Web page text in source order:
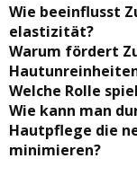
Wie beeinflusst
elastizität?
Warum fördert
Welche Rolle
Wie kann man
Hautpflege die
minimieren?